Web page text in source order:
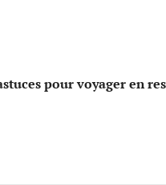
pour voyager en